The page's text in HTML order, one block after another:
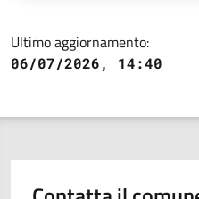
Ultimo aggiornamento:
06/07/2026, 14:40